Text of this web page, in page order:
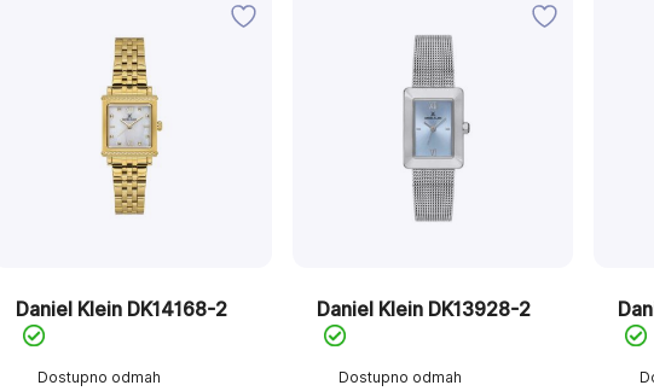
Dostupno odmah
Daniel Klein DK14168-2
Dostupno odmah
Daniel Klein DK13928-2